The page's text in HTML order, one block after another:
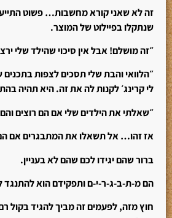
זה לא שאני קורא מחשבות… פשוט
שנתקלו בפיילוט של המוצר.
״זה מושלם! אבל אין סיכוי שהילד שלי
״הלוואי והבת שלי תסכים לצפות
לי קרינג׳ לקנות לה את זה. היא תהיה
״שאלתי את הילדים שלי אם הם רוצים
אז זהו… אל תשאלו את המתבגרים אם הם
ברור שהם יגידו לכם שהם לא בעניין.
הם מ-ת-ב-ג-ר-י-ם ותפקידם הוא להתנגד
חוץ מזה, לפעמים זה מביך להגיד בקול רם